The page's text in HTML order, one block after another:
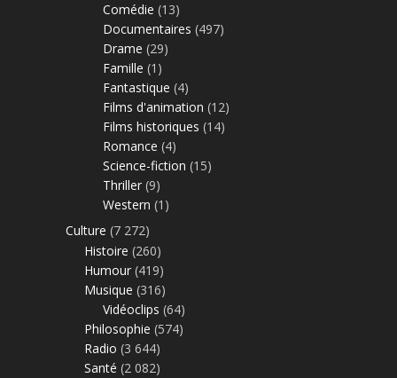
Comédie (13)
Documentaires (497)
Drame (29)
Famille (1)
Fantastique (4)
Films d'animation (12)
Films historiques (14)
Romance (4)
Science-fiction (15)
Thriller (9)
Western (1)
Culture (7 272)
Histoire (260)
Humour (419)
Musique (316)
Vidéoclips (64)
Philosophie (574)
Radio (3 644)
Santé (2 082)